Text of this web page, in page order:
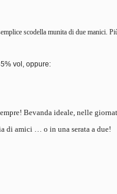
scodella munita di due manici.
vol, oppure:
Bevanda ideale, nelle
di amici … o in una serata a due!